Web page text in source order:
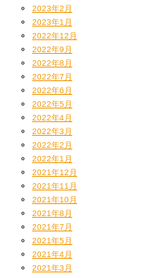
2023年2月
2023年1月
2022年12月
2022年9月
2022年8月
2022年7月
2022年6月
2022年5月
2022年4月
2022年3月
2022年2月
2022年1月
2021年12月
2021年11月
2021年10月
2021年8月
2021年7月
2021年5月
2021年4月
2021年3月